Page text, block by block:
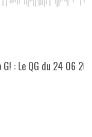
: Le QG du 24 06